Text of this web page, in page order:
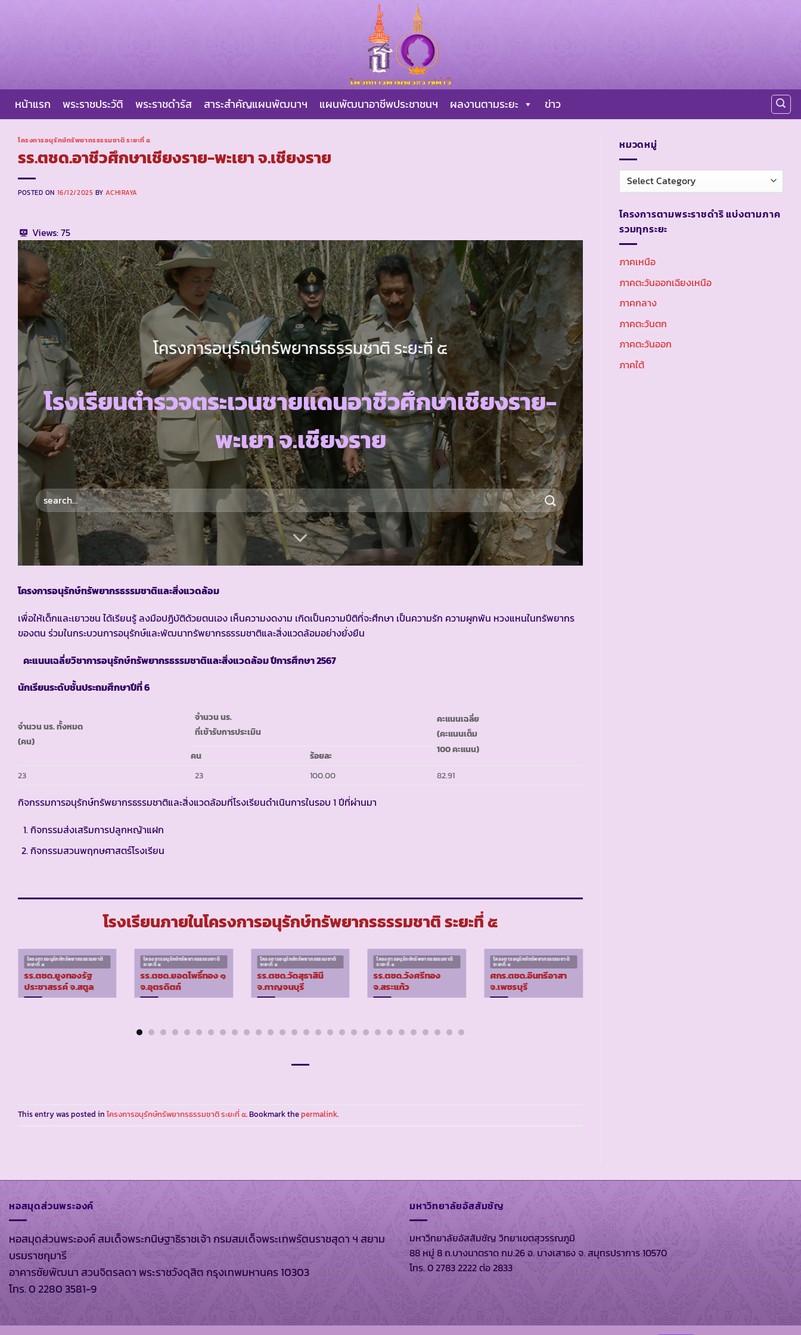
หน้าแรก พระราชประวัติ พระราชดำรัส สาระสำคัญแผนพัฒนาฯ แผนพัฒนาอาชีพประชาชนฯ ผลงานตามระยะ ข่าว
โครงการอนุรักษ์ทรัพยากรธรรมชาติ ระยะที่ ๕
รร.ตชด.อาชีวศึกษาเชียงราย-พะเยา จ.เชียงราย
POSTED ON 16/12/2025 BYACHIRAYA
Views:75
โครงการอนุรักษ์ทรัพยากรธรรมชาติ ระยะที่ ๕
โรงเรียนตำรวจตระเวนชายแดนอาชีวศึกษาเชียงราย-
พะเยา จ.เชียงราย
โครงการอนุรักษ์ทรัพยากรธรรมชาติและสิ่งแวดล้อม
เพื่อให้เด็กและเยาวชน ได้เรียนรู้ ลงมือปฏิบัติด้วยตนเอง เห็นความงดงาม เกิดเป็นความปีติที่จะศึกษา เป็นความรัก ความผูกพัน หวงแหนในทรัพยากร
ของตน ร่วมในกระบวนการอนุรักษ์และพัฒนาทรัพยากรธรรมชาติและสิ่งแวดล้อมอย่างยั่งยืน
คะแนนเฉลี่ยวิชาการอนุรักษ์ทรัพยากรธรรมชาติและสิ่งแวดล้อม ปีการศึกษา2567
นักเรียนระดับชั้นประถมศึกษาปีที่ 6
จำนวน นร. ทั้งหมด
(คน)
จำนวน นร.
ที่เข้ารับการประเมิน
คะแนนเฉลี่ย
(คะแนนเต็ม
100 คะแนน)
คน
ร้อยละ
23
23 100.00 82.91
กิจกรรมการอนุรักษ์ทรัพยากรธรรมชาติและสิ่งแวดล้อมที่โรงเรียนดำเนินการในรอบ 1 ปีที่ผ่านมา
กิจกรรมส่งเสริมการปลูกหญ้าแฝก
กิจกรรมสวนพฤกษศาสตร์โรงเรียน
โรงเรียนภายในโครงการอนุรักษ์ทรัพยากรธรรมชาติ ระยะที่ ๕
โครงการอนุรักษ์ทรัพยากรธรรมชาติ
ระยะที่ ๕
รร.ตชด.ยูงทองรัฐ
ประชาสรรค์ จ.สตูล
โครงการอนุรักษ์ทรัพยากรธรรมชาติ
ระยะที่ ๕
รร.ตชด.ยอดโพธิ์ทอง ๑
จ.อุตรดิตถ์
โครงการอนุรักษ์ทรัพยากรธรรมชาติ
ระยะที่ ๕
รร.ตชด.วัดสุธาสินี
จ.กาญจนบุรี
โครงการอนุรักษ์ทรัพยากรธรรมชาติ
ระยะที่ ๕
รร.ตชด.วังศรีทอง
จ.สระแก้ว
โครงการอนุรักษ์ทรัพยากรธรรมชาติ
ระยะที่ ๕
ศกร.ตชด.อินทรีอาสา
จ.เพชรบุรี
This entry was posted in โครงการอนุรักษ์ทรัพยากรธรรมชาติ ระยะที่ ๕. Bookmark thepermalink.
หมวดหมู่
หมวด
หมู่
โครงการตามพระราชดำริ แบ่งตามภาค
รวมทุกระยะ
ภาคเหนือ
ภาคตะวันออกเฉียงเหนือ
ภาคกลาง
ภาคตะวันตก
ภาคตะวันออก
ภาคใต้
หอสมุดส่วนพระองค์
หอสมุดส่วนพระองค์ สมเด็จพระกนิษฐาธิราชเจ้า กรมสมเด็จพระเทพรัตนราชสุดา ฯ สยาม
บรมราชกุมารี
อาคารชัยพัฒนา สวนจิตรลดา พระราชวังดุสิต กรุงเทพมหานคร 10303
โทร. 0 2280 3581-9
มหาวิทยาลัยอัสสัมชัญ
มหาวิทยาลัยอัสสัมชัญ วิทยาเขตสุวรรณภูมิ
88 หมู่ 8 ถ.บางนาตราด กม.26 อ. บางเสาธง จ. สมุทรปราการ 10570
โทร. 0 2783 2222 ต่อ 2833